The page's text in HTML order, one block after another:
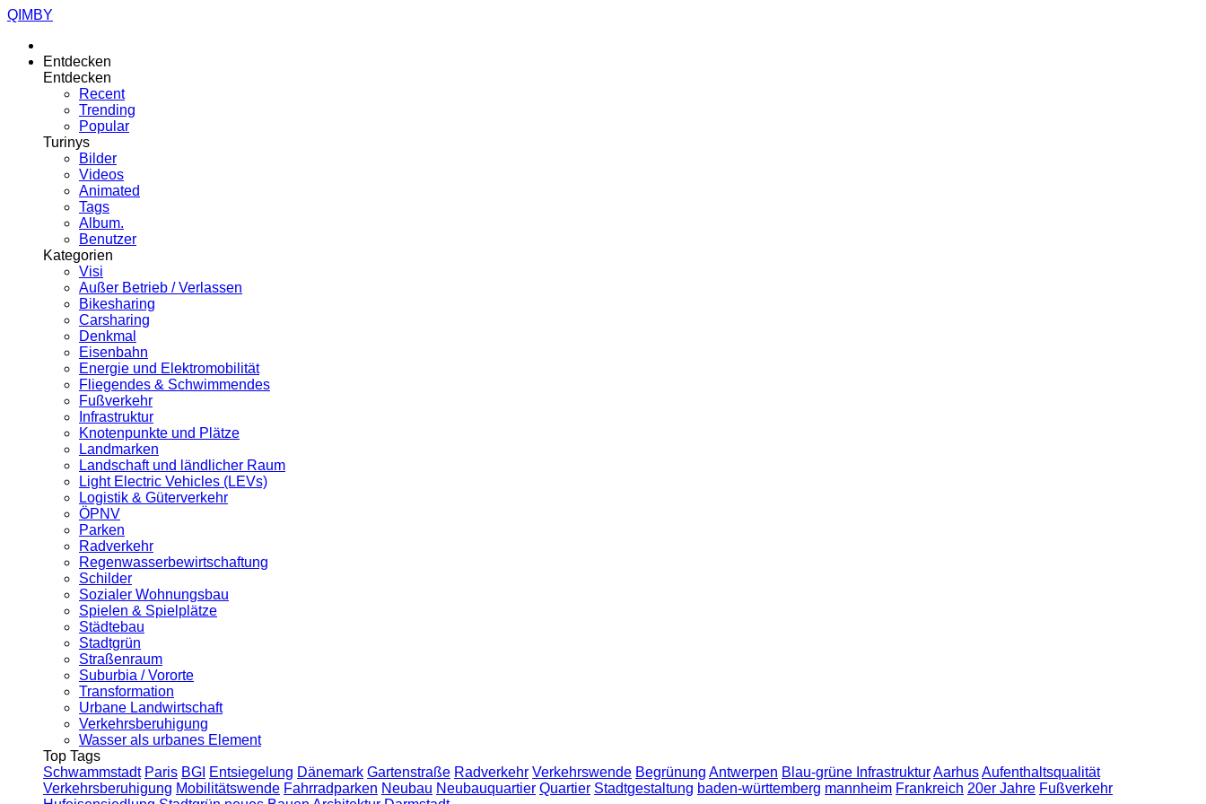
QIMBY
Entdecken
Entdecken
Recent
Trending
Popular
Turinys
Bilder
Videos
Animated
Tags
Album.
Benutzer
Kategorien
Visi
Außer Betrieb / Verlassen
Bikesharing
Carsharing
Denkmal
Eisenbahn
Energie und Elektromobilität
Fliegendes & Schwimmendes
Fußverkehr
Infrastruktur
Knotenpunkte und Plätze
Landmarken
Landschaft und ländlicher Raum
Light Electric Vehicles (LEVs)
Logistik & Güterverkehr
ÖPNV
Parken
Radverkehr
Regenwasserbewirtschaftung
Schilder
Sozialer Wohnungsbau
Spielen & Spielplätze
Städtebau
Stadtgrün
Straßenraum
Suburbia / Vororte
Transformation
Urbane Landwirtschaft
Verkehrsberuhigung
Wasser als urbanes Element
Top Tags
Schwammstadt Paris BGI Entsiegelung Dänemark Gartenstraße Radverkehr Verkehrswende Begrünung Antwerpen Blau-grüne InfrastrukturAarhusAufenthaltsqualität
Verkehrsberuhigung Mobilitätswende Fahrradparken Neubau Neubauquartier Quartier Stadtgestaltung baden-württemberg mannheim Frankreich 20er Jahre Fußverkehr